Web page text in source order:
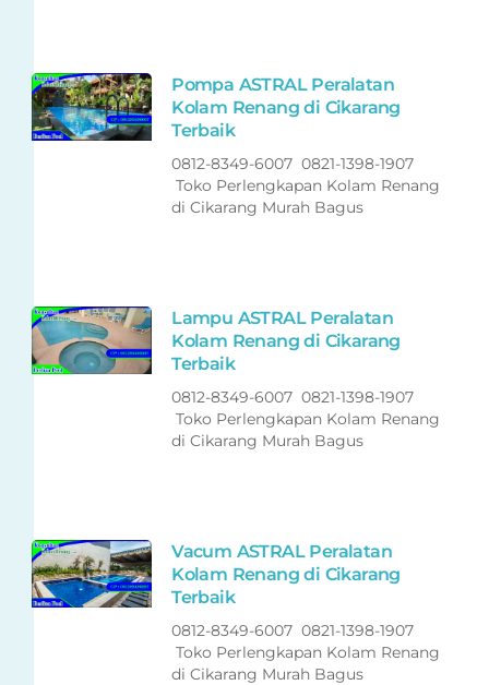
Pompa ASTRAL Peralatan
Kolam Renang di Cikarang
Terbaik
0812-8349-6007 0821-1398-1907
Toko Perlengkapan Kolam Renang
di Cikarang Murah Bagus
Lampu ASTRAL Peralatan
Kolam Renang di Cikarang
Terbaik
0812-8349-6007 0821-1398-1907
Toko Perlengkapan Kolam Renang
di Cikarang Murah Bagus
Vacum ASTRAL Peralatan
Kolam Renang di Cikarang
Terbaik
0812-8349-6007 0821-1398-1907
Toko Perlengkapan Kolam Renang
di Cikarang Murah Bagus